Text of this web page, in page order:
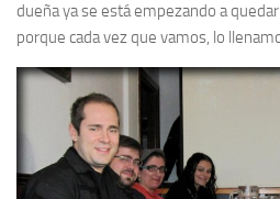
dueña ya se está empezando a
porque cada vez que vamos, lo